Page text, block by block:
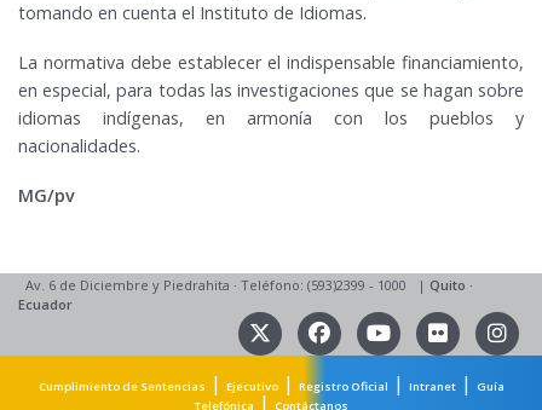
tomando en cuenta el Instituto de Idiomas.
La normativa debe establecer el indispensable financiamiento,
en especial, para todas las investigaciones que se hagan sobre
idiomas indígenas, en armonía con los pueblos y
nacionalidades.
MG/pv
Av. 6 de Diciembre y Piedrahita · Teléfono: (593)2399 - 1000 | Quito ·
Ecuador
Cumplimiento de Sentencias | Ejecutivo| Registro Oficial | Intranet|
Guía
Telefónica
| Contáctanos